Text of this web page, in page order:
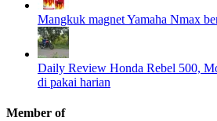
Mangkuk magnet Yamaha Nmax
Daily Review Honda Rebel 500,
di pakai harian
Member of